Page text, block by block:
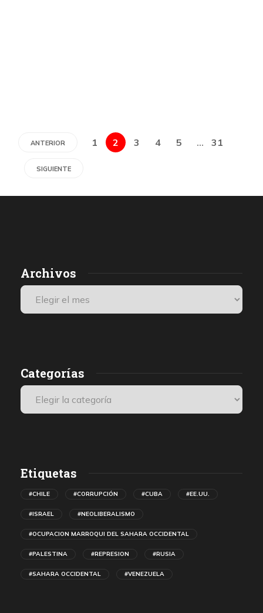
ANTERIOR 1 2 3 4 5 … 31
SIGUIENTE
Archivos
Categorías
Etiquetas
#CHILE #CORRUPCIÓN #CUBA #EE.UU.
#ISRAEL #NEOLIBERALISMO
#OCUPACION MARROQUI DEL SAHARA OCCIDENTAL
#PALESTINA #REPRESION #RUSIA
#SAHARA OCCIDENTAL #VENEZUELA